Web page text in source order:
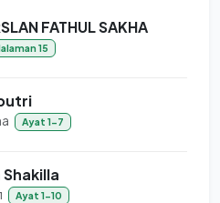
FATHUL SAKHA
15
Ayat 1-7
Ayat 1-10